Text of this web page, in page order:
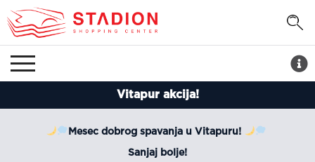
Vitapur akcija!
Mesec dobrog spavanja u Vitapuru!
Sanjaj bolje!